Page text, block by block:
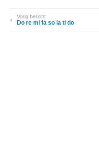
Vorig bericht
Do re mi fa so la ti do